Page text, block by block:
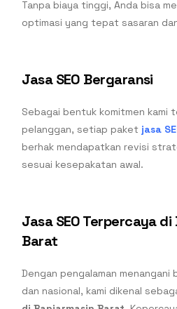
Tanpa biaya tinggi, Anda bisa
optimasi yang tepat sasaran
Jasa SEO Bergaransi
Sebagai bentuk komitmen kami
pelanggan, setiap paket jasa
berhak mendapatkan revisi
sesuai kesepakatan awal.
Jasa SEO Terpercaya
Barat
Dengan pengalaman menangani
dan nasional, kami dikenal